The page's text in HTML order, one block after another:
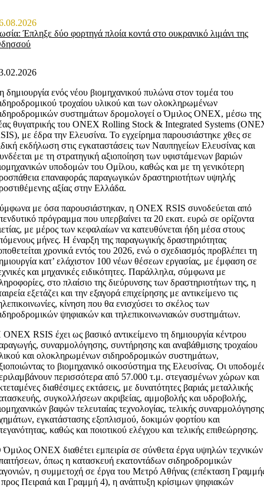
Έπληξε δύο φορτηγά πλοία κοντά στο ουκρανικό λιμάνι της
δημιουργία ενός νέου βιομηχανικού πυλώνα στον τομέα του
τροχαίου υλικού και των ολοκληρωμένων
συστημάτων δρομολογεί ο Όμιλος ONEX, μέσω της
θυγατρικής του ONEX Rolling Stock & Integrated Systems
με έδρα την Ελευσίνα. Το εγχείρημα παρουσιάστηκε χθες σε
εκδήλωση στις εγκαταστάσεις των Ναυπηγείων Ελευσίνας και
με τη στρατηγική αξιοποίηση των υφιστάμενων βαριών
υποδομών του Ομίλου, καθώς και με τη γενικότερη
επαναφοράς παραγωγικών δραστηριοτήτων υψηλής
αξίας στην Ελλάδα.
με όσα παρουσιάστηκαν, η ONEX RSIS συνοδεύεται από
πρόγραμμα που υπερβαίνει τα 20 εκατ. ευρώ σε ορίζοντα
με μέρος των κεφαλαίων να κατευθύνεται ήδη μέσα στους
μήνες. Η έναρξη της παραγωγικής δραστηριότητας
χρονικά εντός του 2026, ενώ ο σχεδιασμός προβλέπει τη
κατ’ ελάχιστον 100 νέων θέσεων εργασίας, με έμφαση σε
και μηχανικές ειδικότητες. Παράλληλα, σύμφωνα με
στο πλαίσιο της διεύρυνσης των δραστηριοτήτων της, η
εξετάζει και την εξαγορά επιχείρησης με αντικείμενο τις
κίνηση που θα ενισχύσει το σκέλος των
ψηφιακών και τηλεπικοινωνιακών συστημάτων.
RSIS έχει ως βασικό αντικείμενο τη δημιουργία κέντρου
συναρμολόγησης, συντήρησης και αναβάθμισης τροχαίου
και ολοκληρωμένων σιδηροδρομικών συστημάτων,
το βιομηχανικό οικοσύστημα της Ελευσίνας. Οι
περισσότερα από 57.000 τ.μ. στεγασμένων χώρων και
διαθέσιμες εκτάσεις, με δυνατότητες βαριάς μεταλλικής
συγκολλήσεων ακριβείας, αμμοβολής και υδροβολής,
βαφών τελευταίας τεχνολογίας, τελικής συναρμολόγησης
εγκατάστασης εξοπλισμού, δοκιμών φορτίου και
καθώς και ποιοτικού ελέγχου και τελικής επιθεώρησης.
ONEX διαθέτει εμπειρία σε σύνθετα έργα υψηλών τεχνικών
όπως η κατασκευή εκατοντάδων σιδηροδρομικών
η συμμετοχή σε έργα του Μετρό Αθήνας (επέκταση
Πειραιά και Γραμμή 4), η ανάπτυξη κρίσιμων ψηφιακών